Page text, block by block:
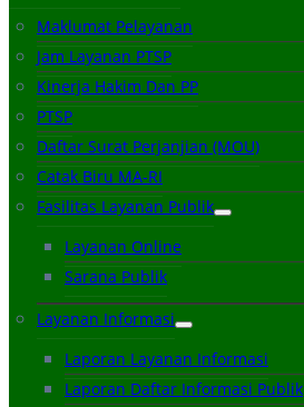
Maklumat Pelayanan
Jam Layanan PTSP
Kinerja Hakim Dan PP
PTSP
Daftar Surat Perjanjian (MOU)
Catak Biru MA-RI
Fasilitas Layanan Publik
Layanan Online
Sarana Publik
Layanan Informasi
Laporan Layanan Informasi
Laporan Daftar Informasi Publik